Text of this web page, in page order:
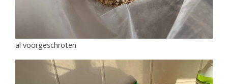
al voorgeschroten